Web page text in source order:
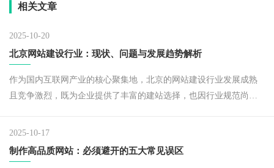
相关文章
2025-10-20
北京网站建设行业：现状、问题与发展趋势解析
作为国内互联网产业的核心聚集地，北京的网站建设行业发展成熟
且竞争激烈，既为企业提供了丰富的建站选择，也因行业规范尚未
2025-10-17
制作高品质网站：必须避开的五大常见误区